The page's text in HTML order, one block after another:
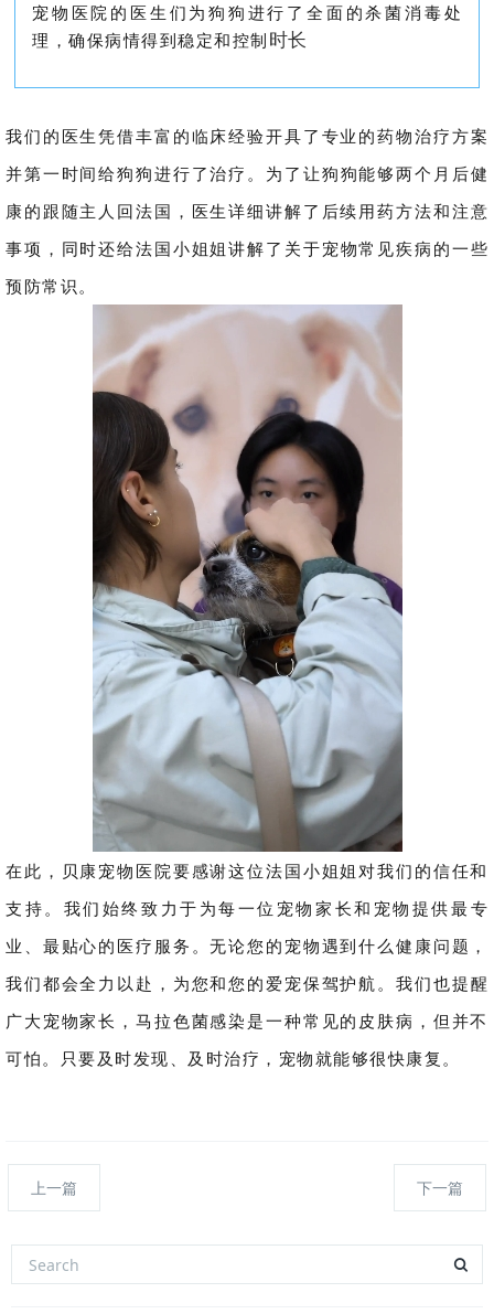
宠物医院的医生们为狗狗进行了全面的杀菌消毒处
理，确保病情得到稳定和控制 时长
我们的医生凭借丰富的临床经验开具了专业的药物治疗方案
并第一时间给狗狗进行了治疗。 为了让狗狗能够两个月后健
康的跟随主人回法国，医生详细讲解了后续用药方法和注意
事项， 同时还给法国小姐姐讲解了关于宠物常见疾病的一些
预防常识。
在此，贝康宠物医院要感谢这位法国小姐姐对我们的信任和
支持。我们始终致力于为每一位宠物家长和宠物提供最专
业、最贴心的医疗服务。无论您的宠物遇到什么健康问题，
我们都会全力以赴，为您和您的爱宠保驾护航。我们也提醒
广大宠物家长，马拉色菌感染是一种常见的皮肤病，但并不
可怕。只要及时发现、及时治疗，宠物就能够很快康复。
上一篇 下一篇